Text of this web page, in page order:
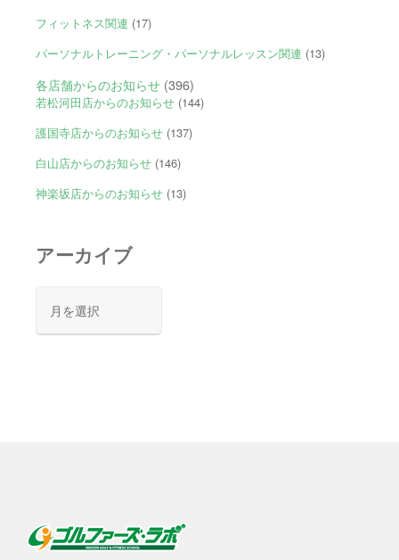
フィットネス関連 (17)
パーソナルトレーニング・パーソナルレッスン関連 (13)
各店舗からのお知らせ(396)
若松河田店からのお知らせ(144)
護国寺店からのお知らせ(137)
白山店からのお知らせ(146)
神楽坂店からのお知らせ(13)
アーカイブ
カ